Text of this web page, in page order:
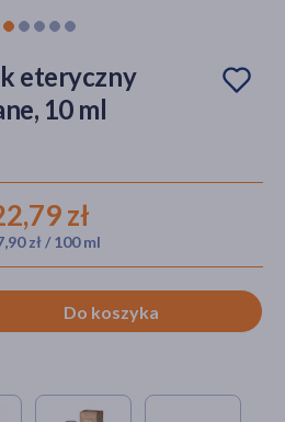
eteryczny
10 ml
zł
zł / 100 ml
Do koszyka